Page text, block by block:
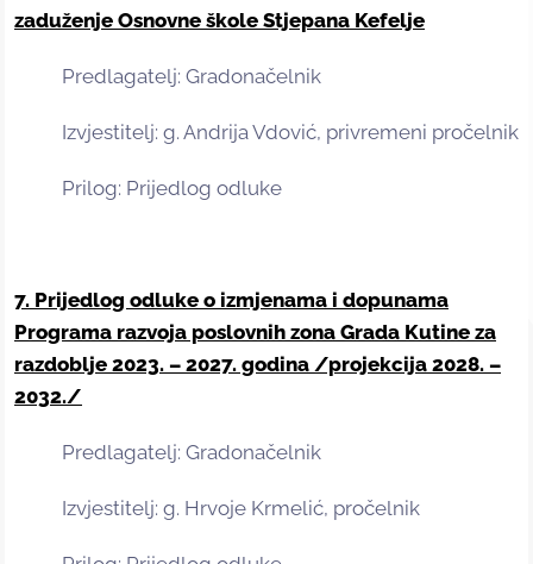
zaduženje Osnovne škole Stjepana Kefelje
Predlagatelj: Gradonačelnik
Izvjestitelj: g. Andrija Vdović, privremeni pročelnik
Prilog: Prijedlog odluke
7. Prijedlog odluke o izmjenama i dopunama
Programa razvoja poslovnih zona Grada Kutine za
razdoblje 2023. – 2027. godina /projekcija 2028. –
2032./
Predlagatelj: Gradonačelnik
Izvjestitelj: g. Hrvoje Krmelić, pročelnik